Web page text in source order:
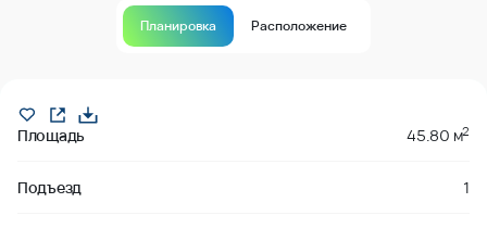
Планировка Расположение
Площадь 45.80 м2
Подъезд 1